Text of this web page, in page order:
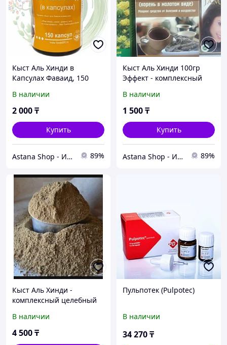
Кыст Аль Хинди в
Капсулах Фаваид, 150
В наличии
2 000₸
Купить
Astana Shop - Интернет Магазин 89%
Кыст Аль Хинди 100гр
Эффект - комплексный
В наличии
1 500₸
Купить
Astana Shop - Интернет Магазин 89%
Кыст Аль Хинди -
комплексный целебный
В наличии
4 500₸
Пульпотек (Pulpotec)
В наличии
34 270₸